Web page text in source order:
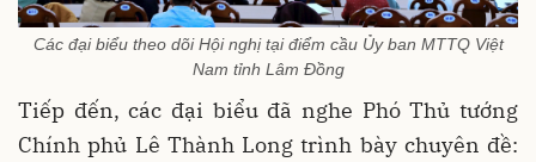
Các đại biểu theo dõi Hội nghị tại điểm cầu Ủy ban MTTQ Việt
Nam tỉnh Lâm Đồng
Tiếp đến, các đại biểu đã nghe Phó Thủ tướng
Chính phủ Lê Thành Long trình bày chuyên đề: